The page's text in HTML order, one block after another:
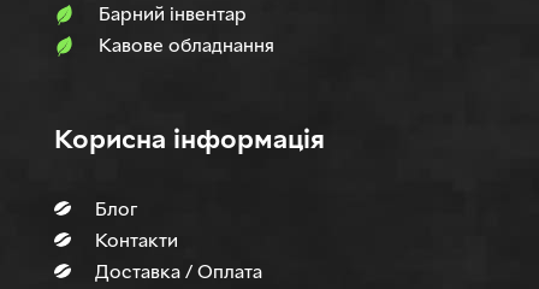
Барний інвентар
Кавове обладнання
Корисна інформація
Блог
Контакти
Доставка / Оплата